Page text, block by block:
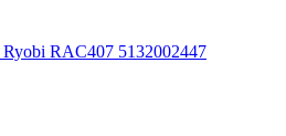
Ryobi RAC407 5132002447